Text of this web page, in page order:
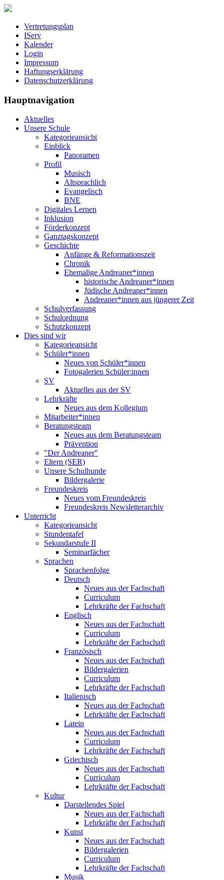
Vertretungsplan
IServ
Kalender
Login
Impressum
Haftungserklärung
Datenschutzerklärung
Hauptnavigation
Aktuelles
Unsere Schule
Kategorieansicht
Einblick
Panoramen
Profil
Musisch
Altsprachlich
Evangelisch
BNE
Digitales Lernen
Inklusion
Förderkonzept
Ganztagskonzept
Geschichte
Anfänge & Reformationszeit
Chronik
Ehemalige Andreaner*innen
historische Andreaner*innen
Jüdische Andreaner*innen
Andreaner*innen aus jüngerer Zeit
Schulverfassung
Schulordnung
Schutzkonzept
Dies sind wir
Kategorieansicht
Schüler*innen
Neues von Schüler*innen
Fotogalerien Schüler:innen
SV
Aktuelles aus der SV
Lehrkräfte
Neues aus dem Kollegium
Mitarbeiter*innen
Beratungsteam
Neues aus dem Beratungsteam
Prävention
"Der Andreaner"
Eltern (SER)
Unsere Schulhunde
Bildergalerie
Freundeskreis
Neues vom Freundeskreis
Freundeskreis Newsletterarchiv
Unterricht
Kategorieansicht
Stundentafel
Sekundarstufe II
Seminarfächer
Sprachen
Sprachenfolge
Deutsch
Neues aus der Fachschaft
Curriculum
Lehrkräfte der Fachschaft
Englisch
Neues aus der Fachschaft
Curriculum
Lehrkräfte der Fachschaft
Französisch
Neues aus der Fachschaft
Bildergalerien
Curriculum
Lehrkräfte der Fachschaft
Italienisch
Neues aus der Fachschaft
Lehrkräfte der Fachschaft
Latein
Neues aus der Fachschaft
Curriculum
Lehrkräfte der Fachschaft
Griechisch
Neues aus der Fachschaft
Curriculum
Lehrkräfte der Fachschaft
Kultur
Darstellendes Spiel
Neues aus der Fachschaft
Lehrkräfte der Fachschaft
Kunst
Neues aus der Fachschaft
Bildergalerien
Curriculum
Lehrkräfte der Fachschaft
Musik